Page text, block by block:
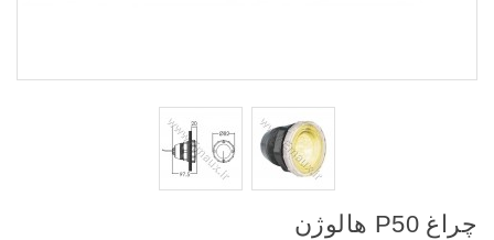
چراغ P50 هالوژن